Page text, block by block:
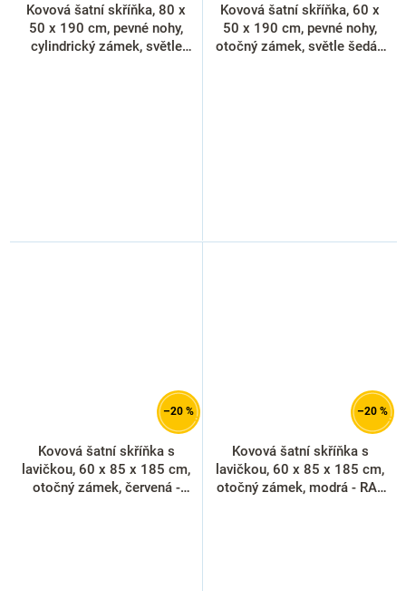
Kovová šatní skříňka, 80 x
50 x 190 cm, pevné nohy,
cylindrický zámek, světle
Kovová šatní skříňka, 60 x
50 x 190 cm, pevné nohy,
otočný zámek, světle šedá -
–20 %
Kovová šatní skříňka s
lavičkou, 60 x 85 x 185 cm,
otočný zámek, červená -
–20 %
Kovová šatní skříňka s
lavičkou, 60 x 85 x 185 cm,
otočný zámek, modrá - RAL